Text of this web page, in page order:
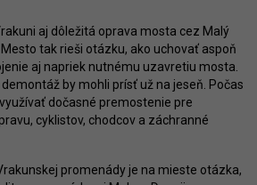
aj dôležitá oprava mosta cez Malý
Mesto tak rieši otázku, ako uchovať aspoň
aj napriek nutnému uzavretiu mosta.
by mohli prísť už na jeseň. Počas
dočasné premostenie pre
cyklistov, chodcov a záchranné
promenády je na mieste otázka,